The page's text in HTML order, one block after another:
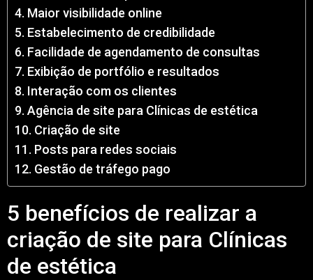
Maior visibilidade online
Estabelecimento de credibilidade
Facilidade de agendamento de consultas
Exibição de portfólio e resultados
Interação com os clientes
Agência de site para Clínicas de estética
Criação de site
Posts para redes sociais
Gestão de tráfego pago
5 benefícios de realizar a
criação de site para Clínicas
de estética